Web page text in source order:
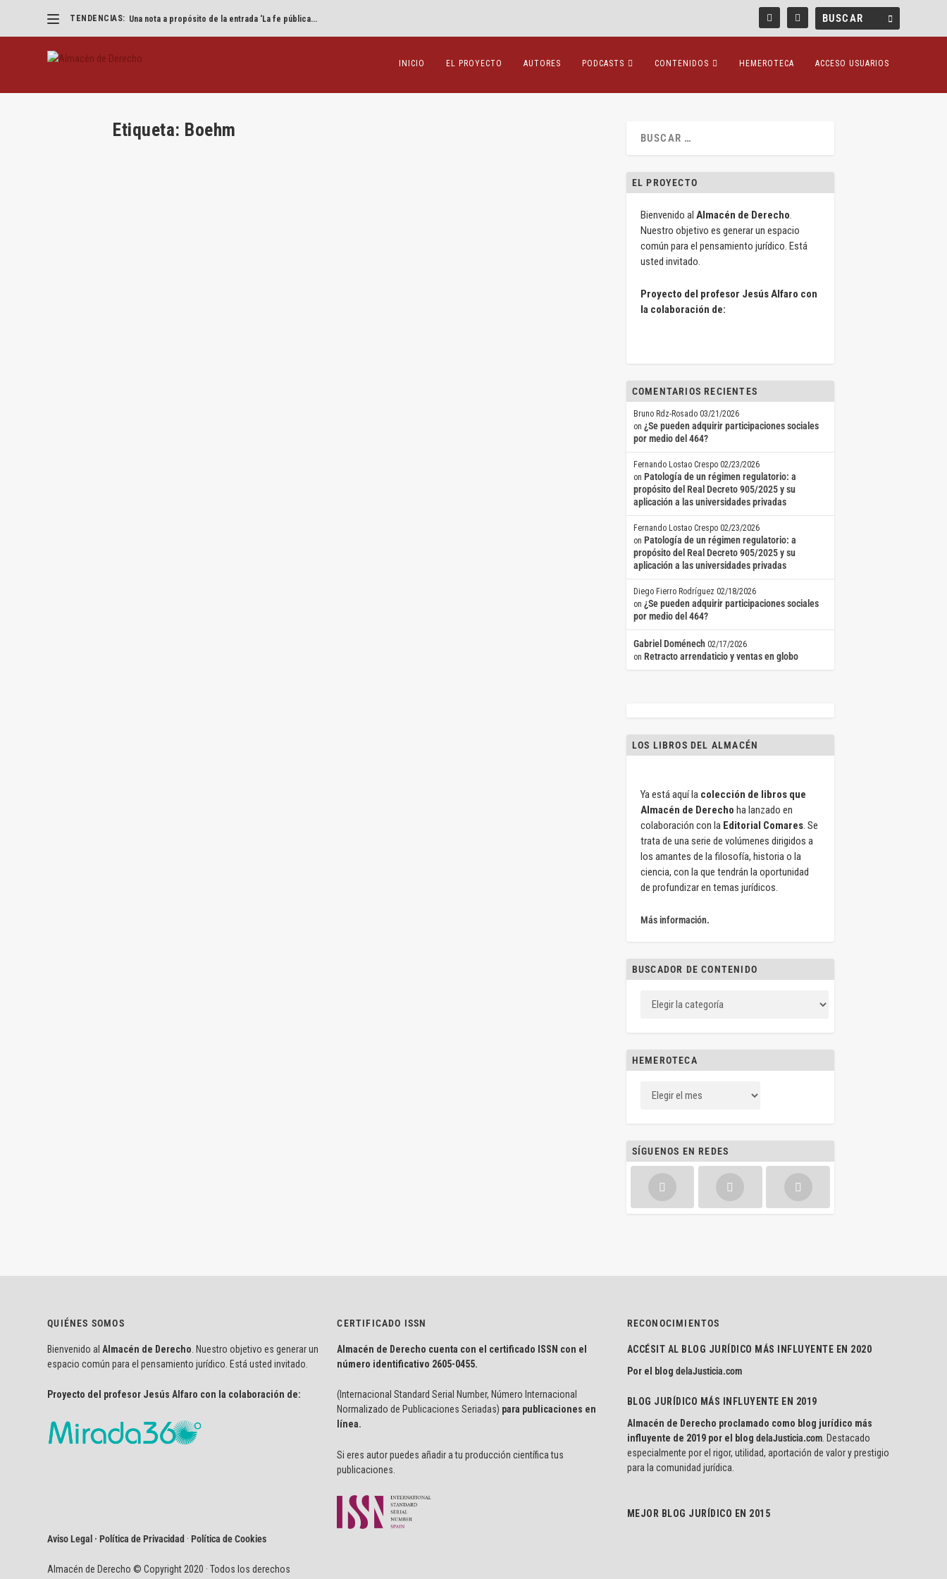
TENDENCIAS: Una nota a propósito de la entrada ‘La fe pública...
INICIO EL PROYECTO AUTORES PODCASTS CONTENIDOS HEMEROTECA ACCESO USUARIOS
Etiqueta: Boehm
EL PROYECTO
Bienvenido al Almacén de Derecho.
Nuestro objetivo es generar un espacio
común para el pensamiento jurídico. Está
usted invitado.
Proyecto del profesor Jesús Alfaro con
la colaboración de:
COMENTARIOS RECIENTES
Bruno Rdz-Rosado 03/21/2026
on ¿Se pueden adquirir participaciones sociales
por medio del 464?
Fernando Lostao Crespo 02/23/2026
on Patología de un régimen regulatorio: a
propósito del Real Decreto 905/2025 y su
aplicación a las universidades privadas
Fernando Lostao Crespo 02/23/2026
on Patología de un régimen regulatorio: a
propósito del Real Decreto 905/2025 y su
aplicación a las universidades privadas
Diego Fierro Rodríguez 02/18/2026
on ¿Se pueden adquirir participaciones sociales
por medio del 464?
Gabriel Doménech 02/17/2026
on Retracto arrendaticio y ventas en globo
LOS LIBROS DEL ALMACÉN
Ya está aquí la colección de libros que
Almacén de Derecho ha lanzado en
colaboración con la Editorial Comares. Se
trata de una serie de volúmenes dirigidos a
los amantes de la filosofía, historia o la
ciencia, con la que tendrán la oportunidad
de profundizar en temas jurídicos.
Más información.
BUSCADOR DE CONTENIDO
HEMEROTECA
SÍGUENOS EN REDES
QUIÉNES SOMOS
Bienvenido al Almacén de Derecho . Nuestro objetivo es generar un
espacio común para el pensamiento jurídico. Está usted invitado.
Proyecto del profesor Jesús Alfaro con la colaboración de:
Aviso Legal · Política de Privacidad ·Política de Cookies
Almacén de Derecho © Copyright 2020 · Todos los derechos
CERTIFICADO ISSN
Almacén de Derecho cuenta con el certificado ISSN con el
número identificativo 2605-0455.
(Internacional Standard Serial Number, Número Internacional
Normalizado de Publicaciones Seriadas) para publicaciones en
línea.
Si eres autor puedes añadir a tu producción científica tus
publicaciones.
RECONOCIMIENTOS
ACCÉSIT AL BLOG JURÍDICO MÁS INFLUYENTE EN 2020
Por el blog delaJusticia.com
BLOG JURÍDICO MÁS INFLUYENTE EN 2019
Almacén de Derecho proclamado como blog jurídico más
influyente de 2019 por el blog delaJusticia.com. Destacado
especialmente por el rigor, utilidad, aportación de valor y prestigio
para la comunidad jurídica.
MEJOR BLOG JURÍDICO EN 2015